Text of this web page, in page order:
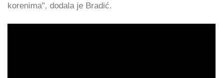
korenima", dodala je Bradić.